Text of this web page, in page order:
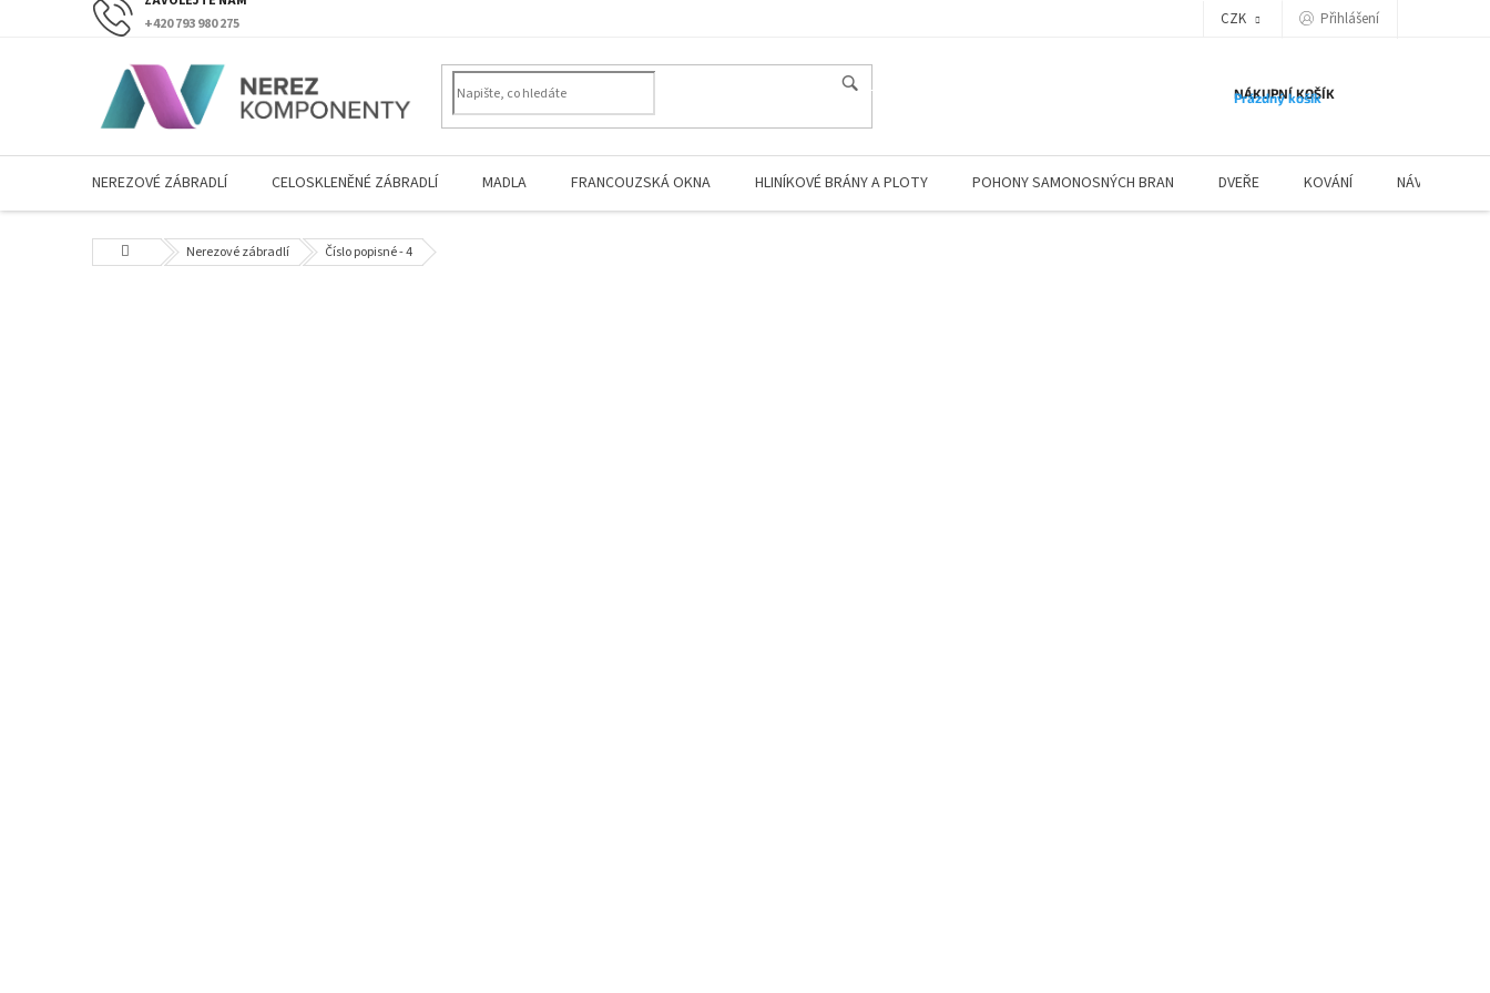
+420 793 980 275 CZK Přihlášení
NÁKUPNÍ KOŠÍK
Prázdný košík
NEREZOVÉ ZÁBRADLÍ CELOSKLENĚNÉ ZÁBRADLÍ MADLA FRANCOUZSKÁ OKNA HLINÍKOVÉ BRÁNY A PLOTY POHONY SAMONOSNÝCH BRAN DVEŘE KOVÁNÍ NÁVODY
Domů Nerezové zábradlí Číslo popisné - 4